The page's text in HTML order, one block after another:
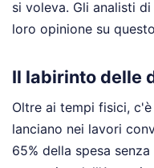
si voleva. Gli analisti di
loro opinione su
Il labirinto delle
Oltre ai tempi fisici,
lanciano nei lavori
65% della spesa